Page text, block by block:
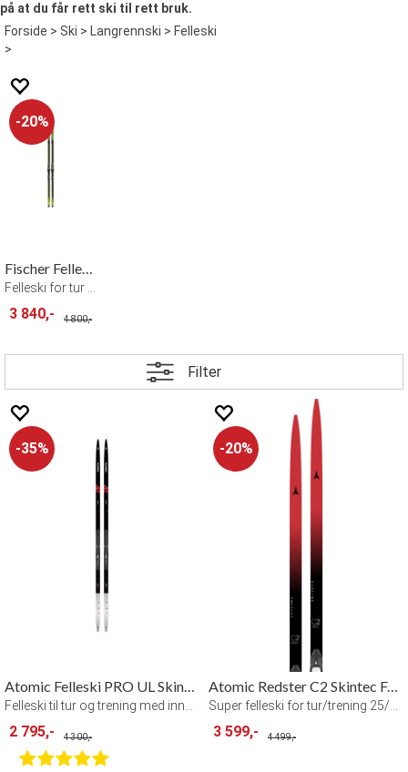
på at du får rett ski til rett bruk.
Forside>Ski>Langrennski>Felleski
>
20%
Fischer Felleski Twin Skin Pro
3 840,- 4 800,-
Filter
35%
Atomic Felleski PRO UL SkinTech
2 795,- 4 300,-
20%
Atomic Redster C2 Skintec Felleski
3 599,- 4 499,-